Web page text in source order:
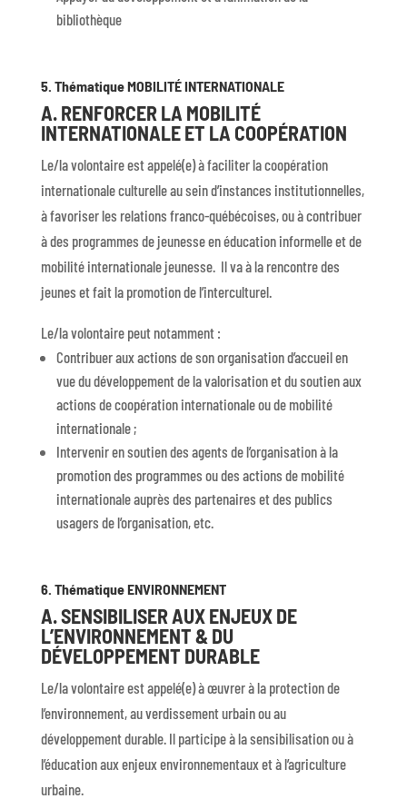
bibliothèque
5. Thématique MOBILITÉ INTERNATIONALE
A. RENFORCER LA MOBILITÉ
INTERNATIONALE ET LA COOPÉRATION
Le/la volontaire est appelé(e) à faciliter la coopération
internationale culturelle au sein d’instances institutionnelles,
à favoriser les relations franco-québécoises, ou à contribuer
à des programmes de jeunesse en éducation informelle et de
mobilité internationale jeunesse. Il va à la rencontre des
jeunes et fait la promotion de l’interculturel.
Le/la volontaire peut notamment :
Contribuer aux actions de son organisation d’accueil en
vue du développement de la valorisation et du soutien aux
actions de coopération internationale ou de mobilité
internationale ;
Intervenir en soutien des agents de l’organisation à la
promotion des programmes ou des actions de mobilité
internationale auprès des partenaires et des publics
usagers de l’organisation, etc.
6. Thématique ENVIRONNEMENT
A. SENSIBILISER AUX ENJEUX DE
L’ENVIRONNEMENT & DU
DÉVELOPPEMENT DURABLE
Le/la volontaire est appelé(e) à œuvrer à la protection de
l’environnement, au verdissement urbain ou au
développement durable. Il participe à la sensibilisation ou à
l’éducation aux enjeux environnementaux et à l’agriculture
urbaine.